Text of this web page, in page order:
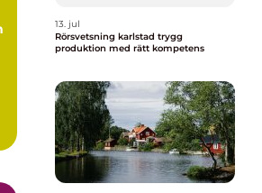
13. jul
Rörsvetsning karlstad trygg
produktion med rätt kompetens